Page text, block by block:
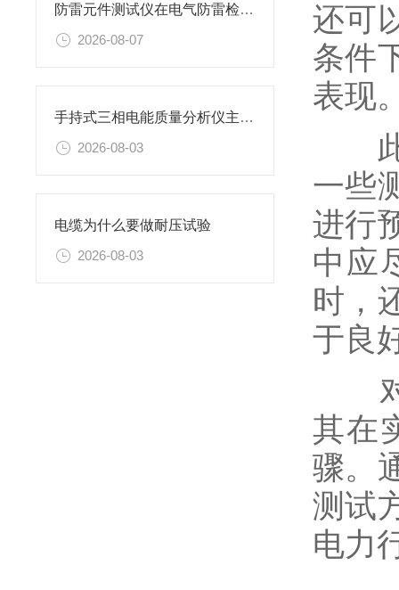
防雷元件测试仪在电气防雷检测工作中的应用与实操要点
2026-08-07
手持式三相电能质量分析仪主要特性
2026-08-03
电缆为什么要做耐压试验
2026-08-03
还可
条件
表现
此
一些
进行
中应
时，
于良
对
其在
骤。
测试
电力